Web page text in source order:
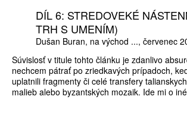
DÍL 6: STREDOVEKÉ
TRH S UMENÍM)
Dušan Buran na východ ... červenec
Súvislosť v titule tohto článku je zdanlivo
nechcem pátrať po zriedkavých prípadoch,
uplatnili fragmenty či celé transfery
malieb alebo byzantských mozaik. Ide mi o